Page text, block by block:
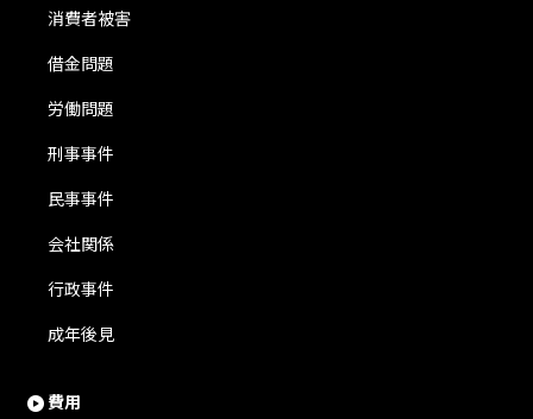
消費者被害
借金問題
労働問題
刑事事件
民事事件
会社関係
行政事件
成年後見
費用